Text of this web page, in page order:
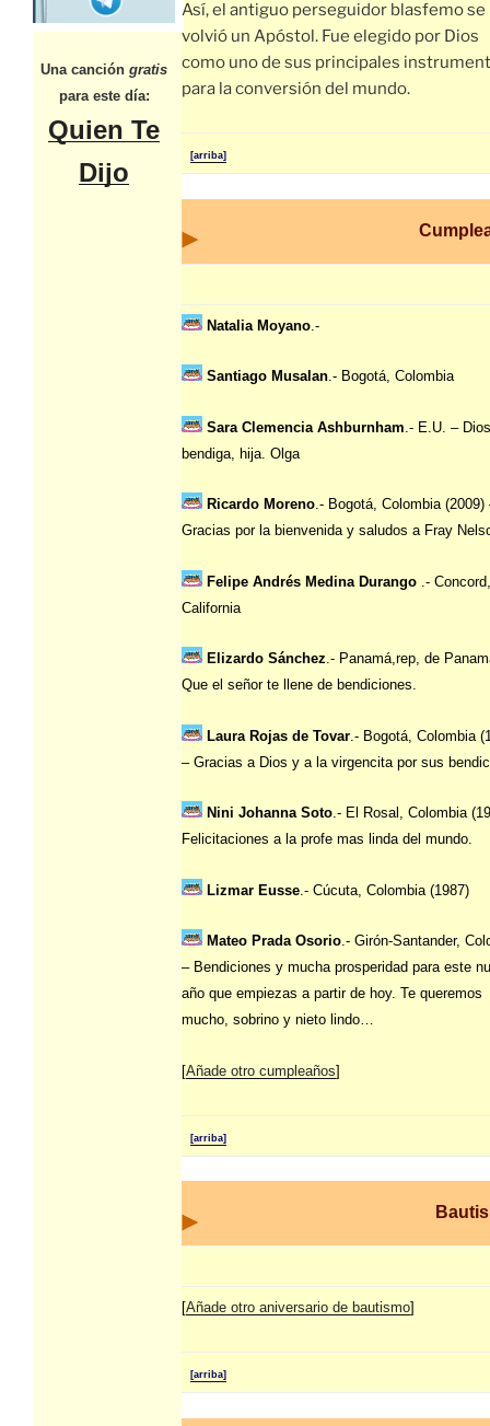
Una canción gratis
para este día:
Quien Te
Dijo
Así, el antiguo perseguidor blasfemo se
volvió un Apóstol. Fue elegido por Dios
como uno de sus principales
para la conversión del mundo.
[arriba]
Natalia Moyano .-
Santiago Musalan.- Bogotá, Colombia
Sara Clemencia Ashburnham .- E.U. –
bendiga, hija. Olga
Ricardo Moreno.- Bogotá, Colombia (2009)
Gracias por la bienvenida y saludos a Fray
Felipe Andrés Medina Durango .- Concord,
California
Elizardo Sánchez.- Panamá,rep, de
Que el señor te llene de bendiciones.
Laura Rojas de Tovar .- Bogotá, Colombia
– Gracias a Dios y a la virgencita por sus
Nini Johanna Soto.- El Rosal, Colombia
Felicitaciones a la profe mas linda del mundo.
Lizmar Eusse .- Cúcuta, Colombia (1987)
Mateo Prada Osorio.- Girón-Santander,
– Bendiciones y mucha prosperidad para este
año que empiezas a partir de hoy. Te queremos
mucho, sobrino y nieto lindo…
[Añade otro cumpleaños]
[arriba]
[Añade otro aniversario de bautismo]
[arriba]